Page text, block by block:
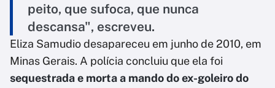
peito, que sufoca, que nunca
descansa", escreveu.
Eliza Samudio desapareceu em junho de 2010, em
Minas Gerais. A polícia concluiu que ela foi
sequestrada e morta a mando do ex-goleiro do